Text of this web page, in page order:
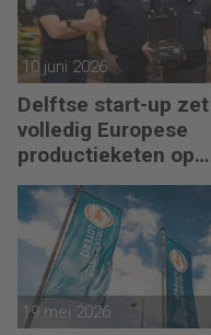
10 juni 2026
Delftse start-up zet
volledig Europese
productieketen op
voor chips
19 mei 2026